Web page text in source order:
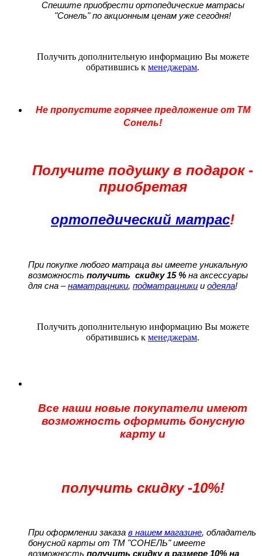
Спешите приобрести ортопедические матрасы
"Сонель" по акционным ценам уже сегодня!
Получить дополнительную информацию Вы можете
обратившись к менеджерам.
Не пропустите горячее предложение от ТМ
Сонель!
Получите подушку в подарок -
приобретая
ортопедический матрас!
При покупке любого матраца вы имеете уникальную
возможность получить скидку 15 % на аксессуары
для сна –наматрацники, подматрацники и одеяла!
Получить дополнительную информацию Вы можете
обратившись к менеджерам.
Все наши новые покупатели имеют
возможность оформить бонусную
карту и
получить скидку -10%!
При оформлении заказа в нашем магазине, обладатель
бонусной карты от ТМ "СОНЕЛЬ" имеете
возможность получить скидку в размере 10% на